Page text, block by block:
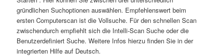
gründlichen Suchoptionen auswählen. Empfehlenswert beim
ersten Computerscan ist die Vollsuche. Für den schnellen Scan
zwischendurch empfiehlt sich die Intelli-Scan Suche oder die
Benutzerdefiniert Suche. Weitere Infos hierzu finden Sie in der
integrierten Hilfe auf Deutsch.